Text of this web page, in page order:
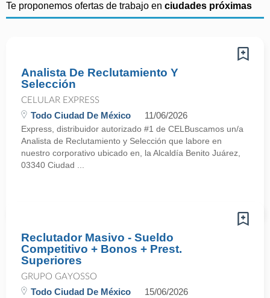
Te proponemos ofertas de trabajo en ciudades próximas
Analista De Reclutamiento Y
Selección
CELULAR EXPRESS
Todo Ciudad De México 11/06/2026
Express, distribuidor autorizado #1 de CELBuscamos un/a
Analista de Reclutamiento y Selección que labore en
nuestro corporativo ubicado en, la Alcaldía Benito Juárez,
03340 Ciudad ...
Reclutador Masivo - Sueldo
Competitivo + Bonos + Prest.
Superiores
GRUPO GAYOSSO
Todo Ciudad De México 15/06/2026